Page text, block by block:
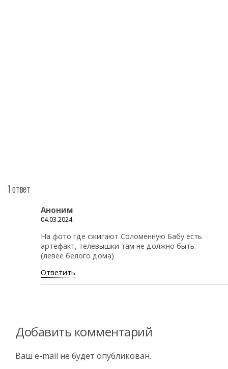
1 ответ
Аноним
04.03.2024
На фото где сжигают Соломенную Бабу есть
артефакт, телевышки там не должно быть.
(левее белого дома)
Ответить
Добавить комментарий
Ваш e-mail не будет опубликован.